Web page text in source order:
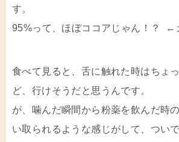
す。
95%って、ほぼココアじゃん！？ ←
食べて見ると、舌に触れた時はちょ
ど、行けそうだと思うんです。
が、噛んだ瞬間から粉薬を飲んだ時
い取られるような感じがして、つい